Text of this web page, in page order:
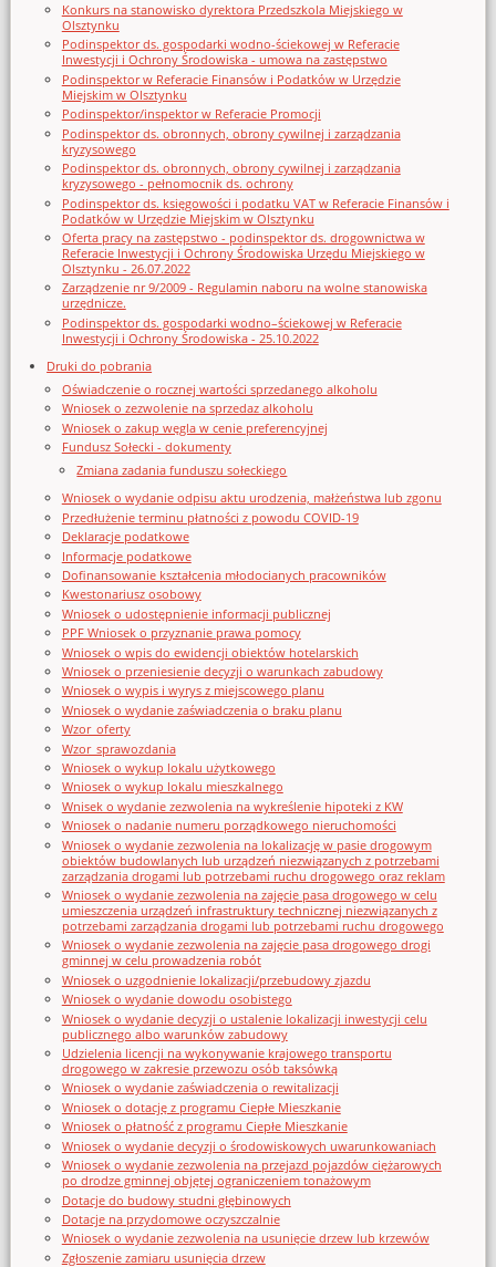
Konkurs na stanowisko dyrektora Przedszkola Miejskiego w
Olsztynku
Podinspektor ds. gospodarki wodno-ściekowej w Referacie
Inwestycji i Ochrony Środowiska - umowa na zastępstwo
Podinspektor w Referacie Finansów i Podatków w Urzędzie
Miejskim w Olsztynku
Podinspektor/inspektor w Referacie Promocji
Podinspektor ds. obronnych, obrony cywilnej i zarządzania
kryzysowego
Podinspektor ds. obronnych, obrony cywilnej i zarządzania
kryzysowego - pełnomocnik ds. ochrony
Podinspektor ds. księgowości i podatku VAT w Referacie Finansów i
Podatków w Urzędzie Miejskim w Olsztynku
Oferta pracy na zastępstwo - podinspektor ds. drogownictwa w
Referacie Inwestycji i Ochrony Środowiska Urzędu Miejskiego w
Olsztynku - 26.07.2022
Zarządzenie nr 9/2009 - Regulamin naboru na wolne stanowiska
urzędnicze.
Podinspektor ds. gospodarki wodno–ściekowej w Referacie
Inwestycji i Ochrony Środowiska - 25.10.2022
Druki do pobrania
Oświadczenie o rocznej wartości sprzedanego alkoholu
Wniosek o zezwolenie na sprzedaz alkoholu
Wniosek o zakup węgla w cenie preferencyjnej
Fundusz Sołecki - dokumenty
Zmiana zadania funduszu sołeckiego
Wniosek o wydanie odpisu aktu urodzenia, małżeństwa lub zgonu
Przedłużenie terminu płatności z powodu COVID-19
Deklaracje podatkowe
Informacje podatkowe
Dofinansowanie kształcenia młodocianych pracowników
Kwestonariusz osobowy
Wniosek o udostępnienie informacji publicznej
PPF Wniosek o przyznanie prawa pomocy
Wniosek o wpis do ewidencji obiektów hotelarskich
Wniosek o przeniesienie decyzji o warunkach zabudowy
Wniosek o wypis i wyrys z miejscowego planu
Wniosek o wydanie zaświadczenia o braku planu
Wzor_oferty
Wzor_sprawozdania
Wniosek o wykup lokalu użytkowego
Wniosek o wykup lokalu mieszkalnego
Wnisek o wydanie zezwolenia na wykreślenie hipoteki z KW
Wniosek o nadanie numeru porządkowego nieruchomości
Wniosek o wydanie zezwolenia na lokalizację w pasie drogowym
obiektów budowlanych lub urządzeń niezwiązanych z potrzebami
zarządzania drogami lub potrzebami ruchu drogowego oraz reklam
Wniosek o wydanie zezwolenia na zajęcie pasa drogowego w celu
umieszczenia urządzeń infrastruktury technicznej niezwiązanych z
potrzebami zarządzania drogami lub potrzebami ruchu drogowego
Wniosek o wydanie zezwolenia na zajęcie pasa drogowego drogi
gminnej w celu prowadzenia robót
Wniosek o uzgodnienie lokalizacji/przebudowy zjazdu
Wniosek o wydanie dowodu osobistego
Wniosek o wydanie decyzji o ustalenie lokalizacji inwestycji celu
publicznego albo warunków zabudowy
Udzielenia licencji na wykonywanie krajowego transportu
drogowego w zakresie przewozu osób taksówką
Wniosek o wydanie zaświadczenia o rewitalizacji
Wniosek o dotację z programu Ciepłe Mieszkanie
Wniosek o płatność z programu Ciepłe Mieszkanie
Wniosek o wydanie decyzji o środowiskowych uwarunkowaniach
Wniosek o wydanie zezwolenia na przejazd pojazdów ciężarowych
po drodze gminnej objętej ograniczeniem tonażowym
Dotacje do budowy studni głębinowych
Dotacje na przydomowe oczyszczalnie
Wniosek o wydanie zezwolenia na usunięcie drzew lub krzewów
Zgłoszenie zamiaru usunięcia drzew